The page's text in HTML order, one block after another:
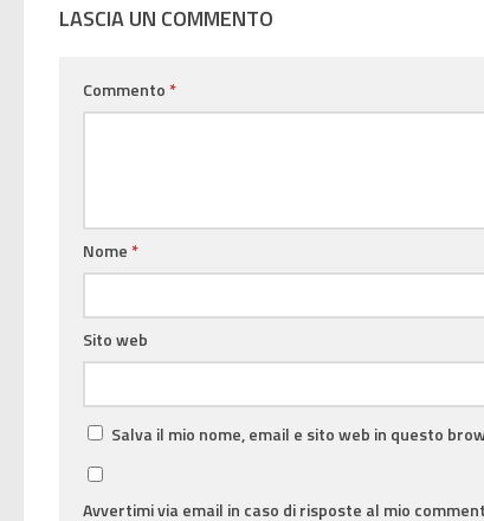
LASCIA UN COMMENTO
Commento *
Nome *
Sito web
Salva il mio nome, email e sito web in questo
Avvertimi via email in caso di risposte al mio